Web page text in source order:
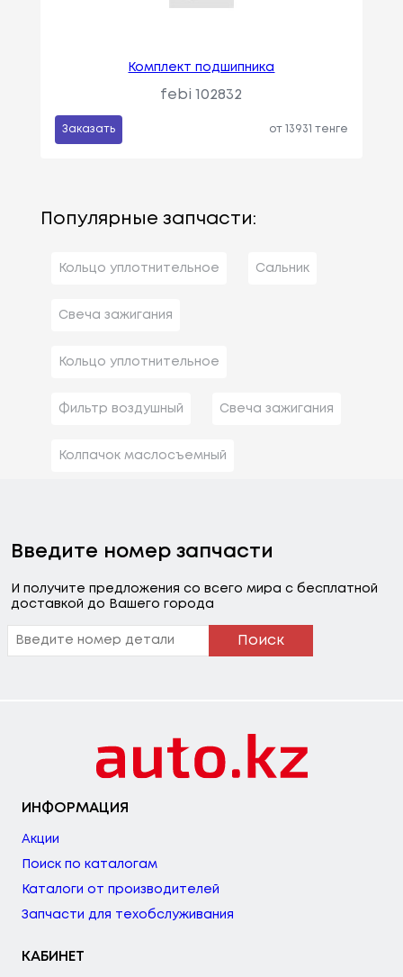
Комплект подшипника
febi 102832
Заказать от 13931 тенге
Популярные запчасти:
Кольцо уплотнительное Сальник
Свеча зажигания
Кольцо уплотнительное
Фильтр воздушный Свеча зажигания
Колпачок маслосъемный
Введите номер запчасти
И получите предложения со всего мира с бесплатной
доставкой до Вашего города
Поиск
ИНФОРМАЦИЯ
Акции
Поиск по каталогам
Каталоги от производителей
Запчасти для техобслуживания
КАБИНЕТ